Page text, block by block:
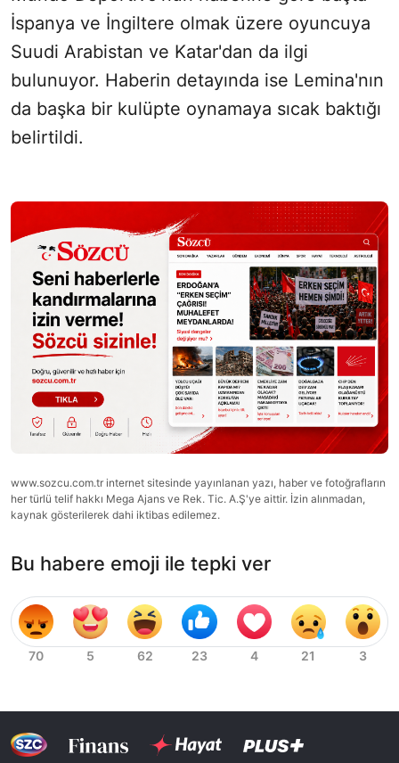
İspanya ve İngiltere olmak üzere oyuncuya
Suudi Arabistan ve Katar'dan da ilgi
bulunuyor. Haberin detayında ise Lemina'nın
da başka bir kulüpte oynamaya sıcak baktığı
belirtildi.
www.sozcu.com.tr internet sitesinde yayınlanan yazı, haber ve fotoğrafların
her türlü telif hakkı Mega Ajans ve Rek. Tic. A.Ş'ye aittir. İzin alınmadan,
kaynak gösterilerek dahi iktibas edilemez.
Bu habere emoji ile tepki ver